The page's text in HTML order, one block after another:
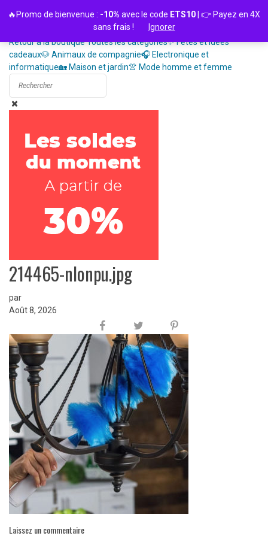
Retour à la boutiqueToutes les catégories✨ Fêtes et idées
cadeaux🐶 Animaux de compagnie🎧 Electronique et
informatique🏡 Maison et jardin👚 Mode homme et femme
214465-nlonpu.jpg
par
Août 8, 2026
Laissez un commentaire
🔥Promo de bienvenue : -10% avec le code ETS10 | 👉 Payez en 4X
sans frais !
Ignorer